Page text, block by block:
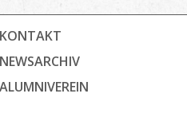
KONTAKT
NEWSARCHIV
ALUMNIVEREIN